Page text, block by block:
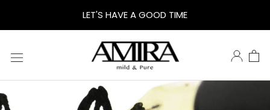
米
樂
LET'S HAVE A GOOD TIME